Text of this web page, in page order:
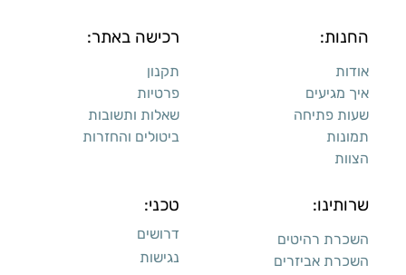
החנות:
אודות
איך מגיעים
שעות פתיחה
תמונות
הצוות
רכישה באתר:
תקנון
פרטיות
שאלות ותשובות
ביטולים והחזרות
שרותינו:
השכרת רהיטים
השכרת אביזרים
טכני:
דרושים
נגישות